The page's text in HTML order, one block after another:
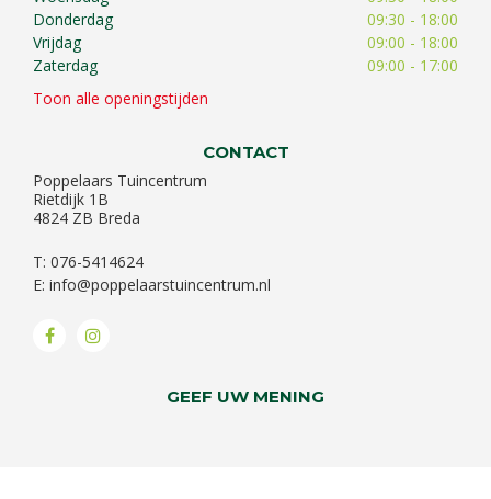
Donderdag
09:30 - 18:00
Vrijdag
09:00 - 18:00
Zaterdag
09:00 - 17:00
Toon alle openingstijden
CONTACT
Poppelaars Tuincentrum
Rietdijk 1B
4824 ZB Breda
T: 076-5414624
E: info@poppelaarstuincentrum.nl
GEEF UW MENING